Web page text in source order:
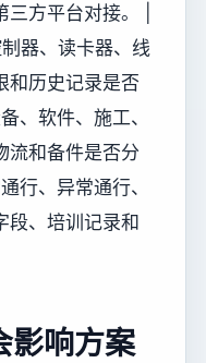
方平台对接。 |
器、读卡器、线
和历史记录是否
、软件、施工、
流和备件是否分
行、异常通行、
段、培训记录和
影响方案